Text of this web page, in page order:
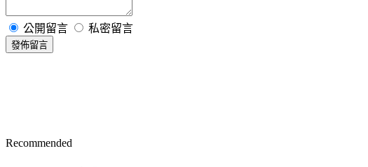
公開留言 私密留言
發佈留言
Recommended